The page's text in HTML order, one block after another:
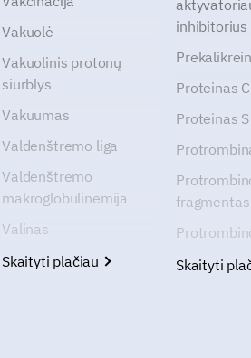
Vakuolė
Vakuolinis protonų
siurblys
Vakuumas
Valdenštremo liga
Valdenštremo
makroglobulinemija
Valinas
Skaityti plačiau
inhibitorius
Proteinas C
Proteinas S
Skaityti